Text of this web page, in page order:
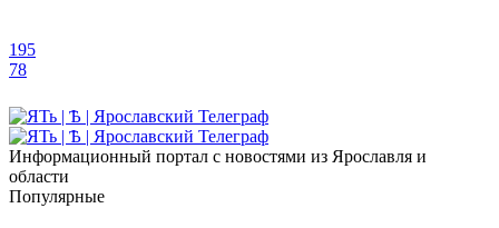
195
78
Информационный портал с новостями из Ярославля и
области
Популярные